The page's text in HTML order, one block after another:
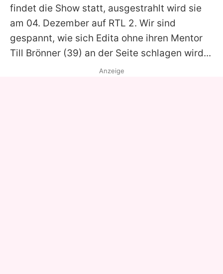
findet die Show statt, ausgestrahlt wird sie
am 04. Dezember auf RTL 2. Wir sind
gespannt, wie sich Edita ohne ihren Mentor
Till Brönner (39) an der Seite schlagen wird...
Anzeige